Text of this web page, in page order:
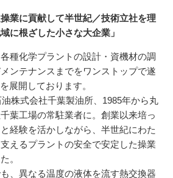
業に貢献して半世紀／技術立社を理
に根ざした小さな大企業」
種化学プラントの設計・資機材の調
ンテナンスまでをワンストップで遂
展開しております。
株式会社千葉製油所、1985年から丸
葉工場の常駐業者に。創業以来培っ
経験を活かしながら、半世紀にわた
えるプラントの安全で安定した操業
。
、異なる温度の液体を流す熱交換器